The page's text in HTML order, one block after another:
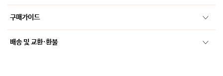
구매가이드
배송 및 교환·환불